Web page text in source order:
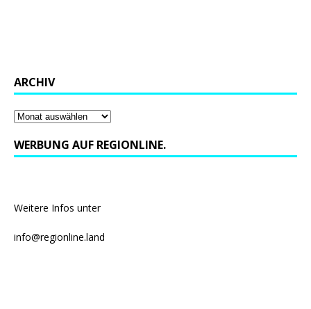
ARCHIV
WERBUNG AUF REGIONLINE.
Weitere Infos unter
info@regionline.land